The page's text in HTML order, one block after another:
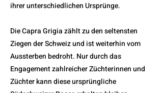
ihrer unterschiedlichen Ursprünge.
Die Capra Grigia zählt zu den seltensten
Ziegen der Schweiz und ist weiterhin vom
Aussterben bedroht. Nur durch das
Engagement zahlreicher Züchterinnen und
Züchter kann diese ursprüngliche